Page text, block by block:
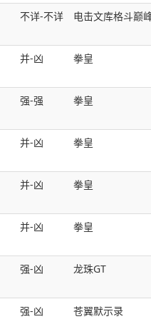
不详-不详 电击文库格斗巅
并-凶 拳皇
强-强 拳皇
并-凶 拳皇
并-凶 拳皇
并-凶 拳皇
强-凶 龙珠GT
强-凶 苍翼默示录